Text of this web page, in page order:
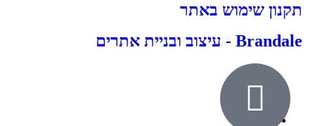
תקנון שימוש באתר
Brandale - עיצוב ובניית אתרים
ילדים ונוער